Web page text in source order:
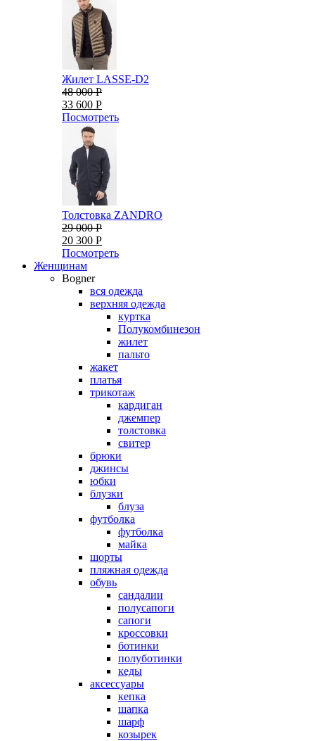
Жилет LASSE-D2
48 000 Р
33 600 Р
Посмотреть
Толстовка ZANDRO
29 000 Р
20 300 Р
Посмотреть
Женщинам
Bogner
вся одежда
верхняя одежда
куртка
Полукомбинезон
жилет
пальто
жакет
платья
трикотаж
кардиган
джемпер
толстовка
свитер
брюки
джинсы
юбки
блузки
блуза
футболка
футболка
майка
шорты
пляжная одежда
oбувь
сандалии
полусапоги
сапоги
кроссовки
ботинки
полуботинки
кеды
аксессуары
кепка
шапка
шарф
козырек